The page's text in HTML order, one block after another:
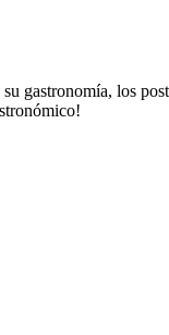
gastronomía, los